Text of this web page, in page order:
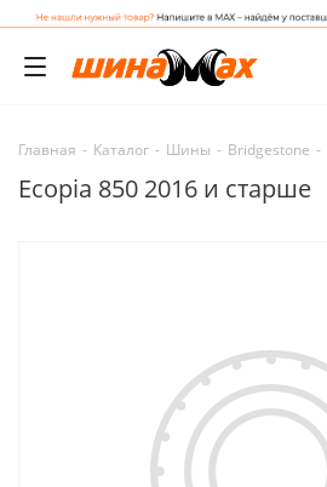
Главная - Каталог - Шины - Bridgestone -
Ecopia 850 2016 и старше